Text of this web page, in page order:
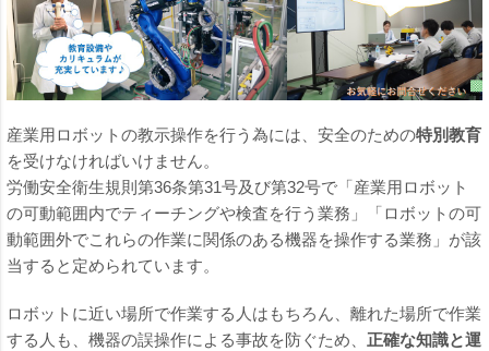
産業用ロボットの教示操作を行う為には、安全のための特別教育
を受けなければいけません。
労働安全衛生規則第36条第31号及び第32号で「産業用ロボット
の可動範囲内でティーチングや検査を行う業務」「ロボットの可
動範囲外でこれらの作業に関係のある機器を操作する業務」が該
当すると定められています。
ロボットに近い場所で作業する人はもちろん、離れた場所で作業
する人も、機器の誤操作による事故を防ぐため、 正確な知識と運